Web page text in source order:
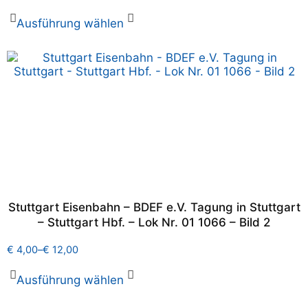
Ausführung wählen
Stuttgart Eisenbahn – BDEF e.V. Tagung in Stuttgart
– Stuttgart Hbf. – Lok Nr. 01 1066 – Bild 2
€ 4,00–€ 12,00
Ausführung wählen